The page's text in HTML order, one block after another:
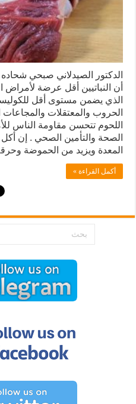
الدكتور الصيدلاني صبحي
أن النباتيين أقل عرضة لأمراض
الذي يضمن مستوى أقل
الحروب والمعتقلات
اللحوم تتحسن مقاومة الناس
الصحة والتأمين الصحي . إن
المعدة ويزيد من الحموضة
أكمل القراءة »